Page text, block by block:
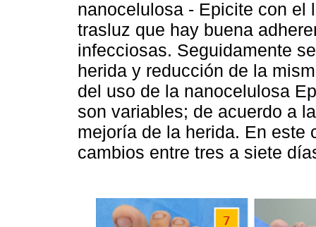
nanocelulosa - Epicite con el
trasluz que hay buena
infecciosas. Seguidamente
herida y reducción de la
del uso de la nanocelulosa
son variables; de acuerdo a
mejoría de la herida. En este
cambios entre tres a siete